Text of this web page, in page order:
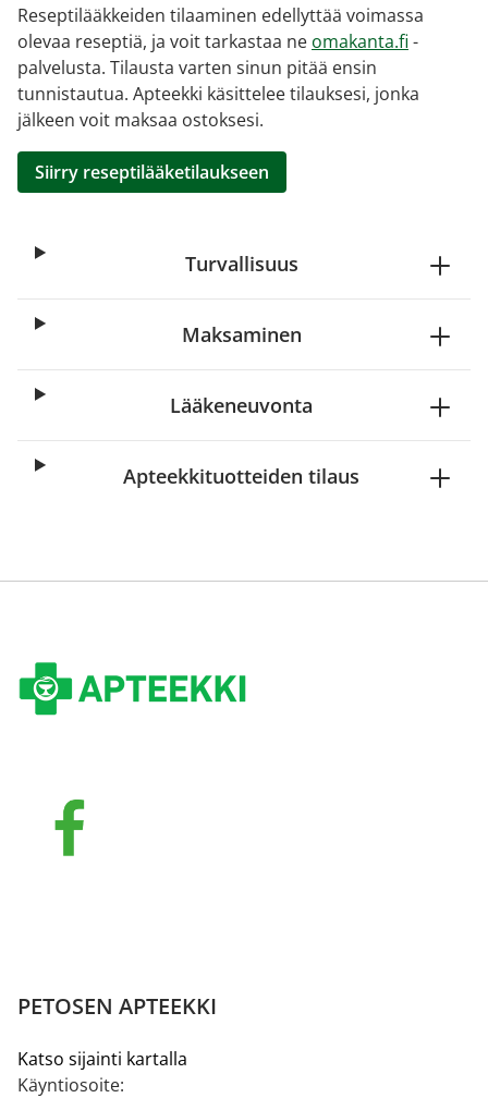
Reseptilääkkeiden tilaaminen edellyttää voimassa
olevaa reseptiä, ja voit tarkastaa ne omakanta.fi -
palvelusta. Tilausta varten sinun pitää ensin
tunnistautua. Apteekki käsittelee tilauksesi, jonka
jälkeen voit maksaa ostoksesi.
Siirry reseptilääketilaukseen
Turvallisuus
Maksaminen
Lääkeneuvonta
Apteekkituotteiden tilaus
PETOSEN APTEEKKI
Katso sijainti kartalla
Käyntiosoite: